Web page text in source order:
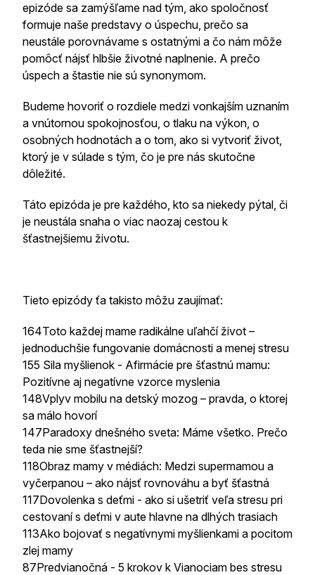
epizóde sa zamýšľame nad tým, ako spoločnosť
formuje naše predstavy o úspechu, prečo sa
neustále porovnávame s ostatnými a čo nám môže
pomôcť nájsť hlbšie životné naplnenie. A prečo
úspech a štastie nie sú synonymom.
Budeme hovoriť o rozdiele medzi vonkajším uznaním
a vnútornou spokojnosťou, o tlaku na výkon, o
osobných hodnotách a o tom, ako si vytvoriť život,
ktorý je v súlade s tým, čo je pre nás skutočne
dôležité.
Táto epizóda je pre každého, kto sa niekedy pýtal, či
je neustála snaha o viac naozaj cestou k
šťastnejšiemu životu.
Tieto epizódy ťa takisto môžu zaujímať:
164Toto každej mame radikálne uľahčí život –
jednoduchšie fungovanie domácnosti a menej stresu
155 Sila myšlienok - Afirmácie pre šťastnú mamu:
Pozitívne aj negatívne vzorce myslenia
148Vplyv mobilu na detský mozog – pravda, o ktorej
sa málo hovorí
147Paradoxy dnešného sveta: Máme všetko. Prečo
teda nie sme šťastnejší?
118Obraz mamy v médiách: Medzi supermamou a
vyčerpanou – ako nájsť rovnováhu a byť šťastná
117Dovolenka s deťmi - ako si ušetriť veľa stresu pri
cestovaní s deťmi v aute hlavne na dlhých trasiach
113Ako bojovať s negatívnymi myšlienkami a pocitom
zlej mamy
87Predvianočná - 5 krokov k Vianociam bes stresu